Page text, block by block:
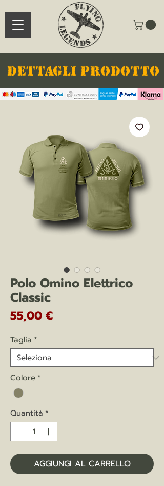
DETTAGLI PRODOTTO
Polo Omino Elettrico
Classic
55,00 €Prezzo
Taglia *
Colore *
Quantità *
AGGIUNGI AL CARRELLO